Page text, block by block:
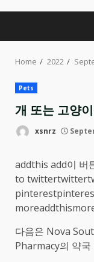
Home 2022
Pets
개 또는 고양
xsnrz
addthis add이 버
to
다음은 Nova
Pharmacy의 약